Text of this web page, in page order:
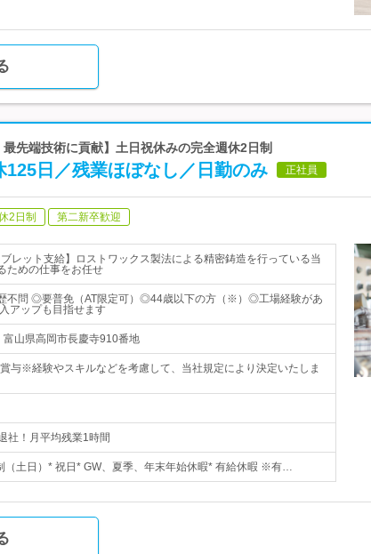
先端技術に貢献】土日祝休みの完全週休2日制
125日／残業ほぼなし／日勤のみ 正社員
2日制 第二新卒歓迎
レット支給】ロストワックス製法による精密鋳造を行っている当
ための仕事をお任せ
不問 ◎要普免（AT限定可）◎44歳以下の方（※）◎工場経験があ
アップも目指せます
富山県高岡市長慶寺910番地
与※経験やスキルなどを考慮して、当社規定により決定いたしま
社！月平均残業1時間
（土日）* 祝日* GW、夏季、年末年始休暇* 有給休暇 ※有…